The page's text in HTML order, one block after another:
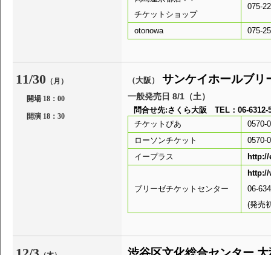
チケットショップ
075-
otonowa 075-
11/30 （月）
開場 18：00
開演 18：30
（大阪） サンケイホールブリ
一般発売日 8/1（土）
問合せ先:さくら大阪 TEL：06-6312-
チケットぴあ
0570-
ローソンチケット
0570-
イープラス
ブリーゼチケットセンター
06-
(発